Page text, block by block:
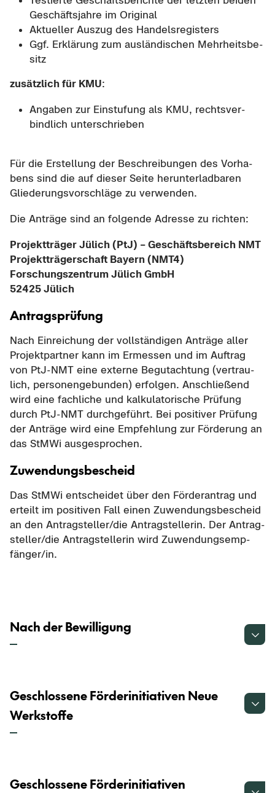
Ge­schäfts­jah­re im Ori­gi­nal
Ak­tu­el­ler Aus­zug des Han­dels­re­gis­ters
Ggf. Er­klä­rung zum aus­län­di­schen Mehr­heits­be­
sitz
zu­sätz­lich für KMU:
An­ga­ben zur Ein­stu­fung als KMU, rechts­ver­
bind­lich un­ter­schrie­ben
Für die Er­stel­lung der Be­schrei­bun­gen des Vor­ha­
bens sind die auf die­ser Seite her­un­ter­lad­ba­ren
Glie­de­rungs­vor­schlä­ge zu ver­wen­den.
Die An­trä­ge sind an fol­gen­de Adres­se zu rich­ten:
Pro­jekt­trä­ger Jü­lich (PtJ) – Ge­schäfts­be­reich NMT
Pro­jekt­trä­ger­schaft Bay­ern (NMT4)
For­schungs­zen­trum Jü­lich GmbH
52425 Jü­lich
An­trags­prü­fung
Nach Ein­rei­chung der voll­stän­di­gen An­trä­ge aller
Pro­jekt­part­ner kann im Er­mes­sen und im Auf­trag
von PtJ-​NMT eine ex­ter­ne Be­gut­ach­tung (ver­trau­
lich, per­so­nen­ge­bun­den) er­fol­gen. An­schlie­ßend
wird eine fach­li­che und kal­ku­la­to­ri­sche Prü­fung
durch PtJ-​NMT durch­ge­führt. Bei po­si­ti­ver Prü­fung
der An­trä­ge wird eine Emp­feh­lung zur För­de­rung an
das StMWi aus­ge­spro­chen.
Zu­wen­dungs­be­scheid
Das StMWi ent­schei­det über den För­der­an­trag und
er­teilt im po­si­ti­ven Fall einen Zu­wen­dungs­be­scheid
an den An­trag­stel­ler/die An­trag­stel­le­rin. Der An­trag­
stel­ler/die An­trag­stel­le­rin wird Zu­wen­dungs­emp­
fän­ger/in.
Nach der Bewilligung
Geschlossene Förderinitiativen Neue
Werkstoffe
Geschlossene Förderinitiativen